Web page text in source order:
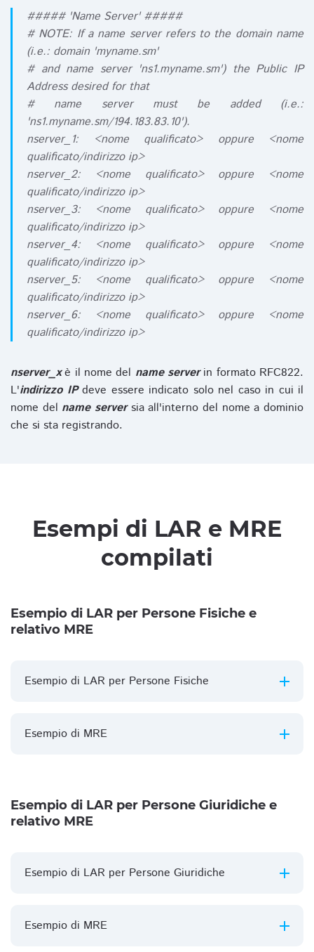
##### 'Name Server' #####
# NOTE: If a name server refers to the domain name
(i.e.: domain 'myname.sm'
# and name server 'ns1.myname.sm') the Public IP
Address desired for that
# name server must be added (i.e.:
'ns1.myname.sm/194.183.83.10').
nserver_1: <nome qualificato> oppure <nome
qualificato/indirizzo ip>
nserver_2: <nome qualificato> oppure <nome
qualificato/indirizzo ip>
nserver_3: <nome qualificato> oppure <nome
qualificato/indirizzo ip>
nserver_4: <nome qualificato> oppure <nome
qualificato/indirizzo ip>
nserver_5: <nome qualificato> oppure <nome
qualificato/indirizzo ip>
nserver_6: <nome qualificato> oppure <nome
qualificato/indirizzo ip>
nserver_xè il nome del name serverin formato RFC822.
L'indirizzo IPdeve essere indicato solo nel caso in cui il
nome del name serversia all'interno del nome a dominio
che si sta registrando.
Esempi di LAR e MRE
compilati
Esempio di LAR per Persone Fisiche e
relativo MRE
Esempio di LAR per Persone Fisiche
Esempio di MRE
Esempio di LAR per Persone Giuridiche e
relativo MRE
Esempio di LAR per Persone Giuridiche
Esempio di MRE